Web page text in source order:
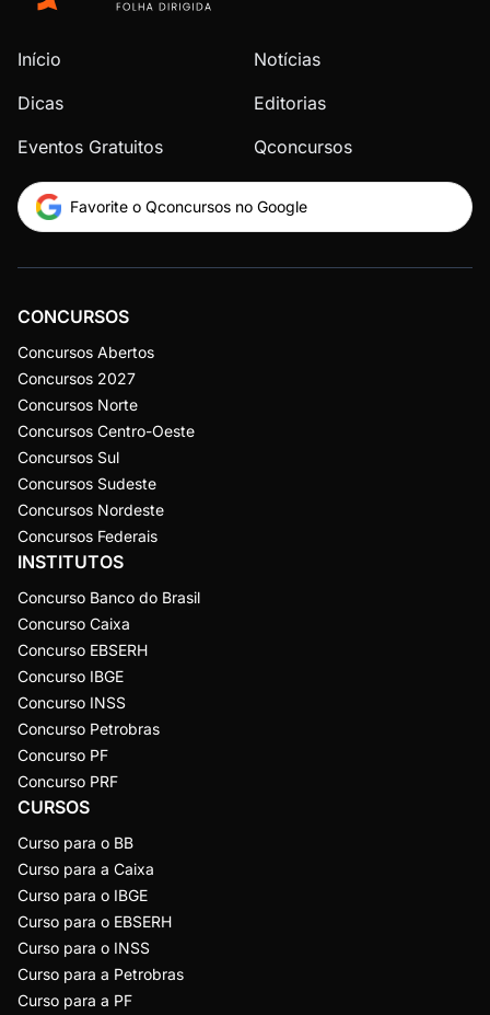
Início
Notícias
Dicas
Editorias
Eventos Gratuitos
Qconcursos
Favorite o Qconcursos no Google
CONCURSOS
Concursos Abertos
Concursos 2027
Concursos Norte
Concursos Centro-Oeste
Concursos Sul
Concursos Sudeste
Concursos Nordeste
Concursos Federais
INSTITUTOS
Concurso Banco do Brasil
Concurso Caixa
Concurso EBSERH
Concurso IBGE
Concurso INSS
Concurso Petrobras
Concurso PF
Concurso PRF
CURSOS
Curso para o BB
Curso para a Caixa
Curso para o IBGE
Curso para o EBSERH
Curso para o INSS
Curso para a Petrobras
Curso para a PF